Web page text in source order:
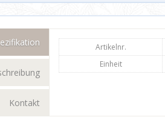
Kontakt
Artikelnr.
Einheit